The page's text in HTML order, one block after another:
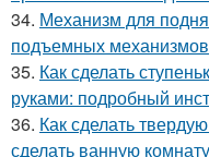
34. Механизм для
подъемных механизмов
35. Как сделать
руками: подробный
36. Как сделать
сделать ванную